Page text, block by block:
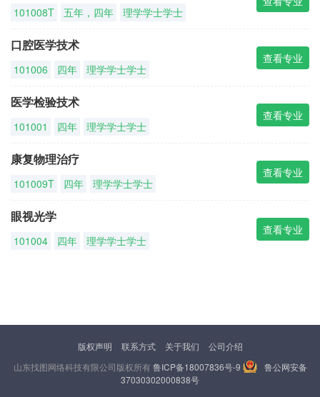
101008T 五年，四年 理学学士学士
口腔医学技术
101006 四年 理学学士学士
查看专业
医学检验技术
101001 四年 理学学士学士
查看专业
康复物理治疗
101009T 四年 理学学士学士
查看专业
眼视光学
101004 四年 理学学士学士
查看专业
版权声明 联系方式 关于我们
公司介绍
山东找图网络科技有限公司版权所有鲁ICP备18007836号-9
鲁公网安备
37030302000838号